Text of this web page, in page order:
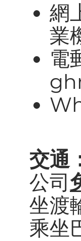
網
業
電
交通
公司
坐渡
乘坐